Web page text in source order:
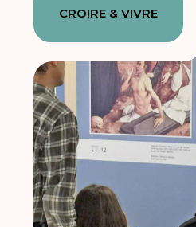
CROIRE & VIVRE